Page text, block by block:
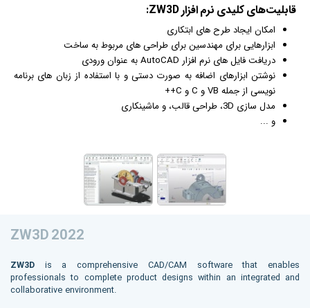
قابلیت‌های کلیدی نرم افزار
امکان ایجاد طرح های ابتکاری
ابزارهایی برای مهندسین برای طراحی های مربوط به ساخت
دریافت فایل های نرم افزار AutoCAD به عنوان ورودی
نوشتن ابزارهای اضافه به صورت دستی و با استفاده از زبان های برنامه
نویسی از جمله VB و C و C++
مدل سازی 3D، طراحی قالب، و ماشینکاری
و ...
ZW3D 2022
ZW3D is a comprehensive CAD/CAM software that enables
professionals to complete product designs within an integrated and
collaborative environment.